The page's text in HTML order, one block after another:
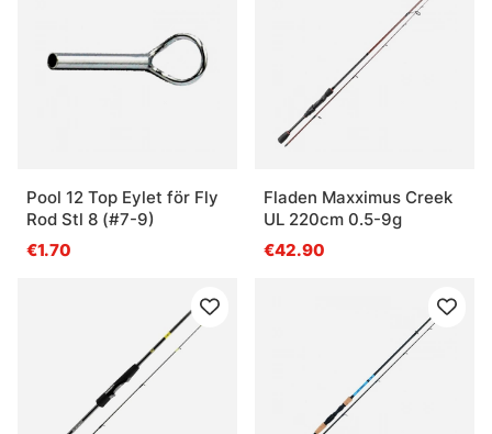
Pool 12 Top Eylet för Fly
Rod Stl 8 (#7-9)
€1.70
Fladen Maxximus Creek
UL 220cm 0.5-9g
€42.90